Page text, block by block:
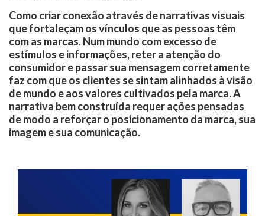
Como criar conexão através de narrativas visuais
que fortaleçam os vínculos que as pessoas têm
com as marcas. Num mundo com excesso de
estímulos e informações, reter a atenção do
consumidor e passar sua mensagem corretamente
faz com que os clientes se sintam alinhados à visão
de mundo e aos valores cultivados pela marca. A
narrativa bem construída requer ações pensadas
de modo a reforçar o posicionamento da marca, sua
imagem e sua comunicação.